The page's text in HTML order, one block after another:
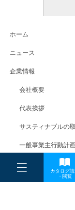
----
----
-
カタログ
・閲覧
ホーム
ニュース
企業情報
会社概要
代表挨拶
サスティナブルの
一般事業主行動計